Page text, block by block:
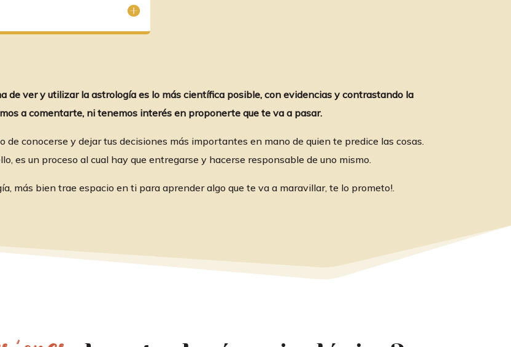
de ver y utilizar la astrología es lo más científica posible, con evidencias y contrastando la
a comentarte, ni tenemos interés en proponerte que te va a pasar.
de conocerse y dejar tus decisiones más importantes en mano de quien te predice las cosas.
es un proceso al cual hay que entregarse y hacerse responsable de uno mismo.
más bien trae espacio en ti para aprender algo que te va a maravillar, te lo prometo!.